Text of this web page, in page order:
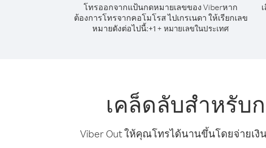
โทรออกจากแป้นกดหมายเลขของ Viberหาก
ต้องการโทรจากคอโมโรส ไปเกรเนดา ให้เรียกเลข
หมายดังต่อไปนี้:+1 + หมายเลขในประเทศ
เคล็ดลับสำหรับ
Viber Out ให้คุณโทรได้นานขึ้นโดยจ่ายเ